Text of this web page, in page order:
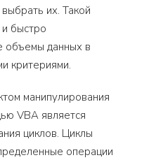
их. Такой
быстро
объемы данных в
критериями.
манипулирования
VBA является
циклов. Циклы
операции